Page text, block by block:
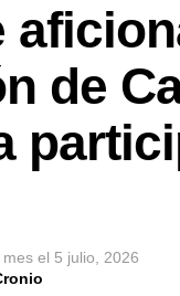
de
mes el 5 julio, 2026